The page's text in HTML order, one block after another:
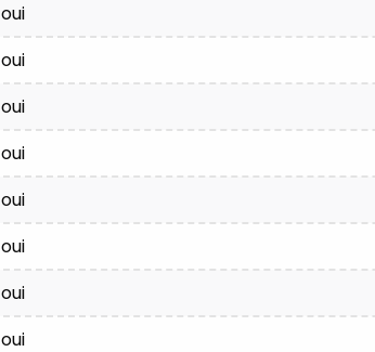
oui
oui
oui
oui
oui
oui
oui
oui